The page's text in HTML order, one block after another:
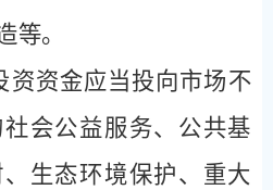
等。
资资金应当投向市场不
会公益服务、公共基
生态环境保护、重大